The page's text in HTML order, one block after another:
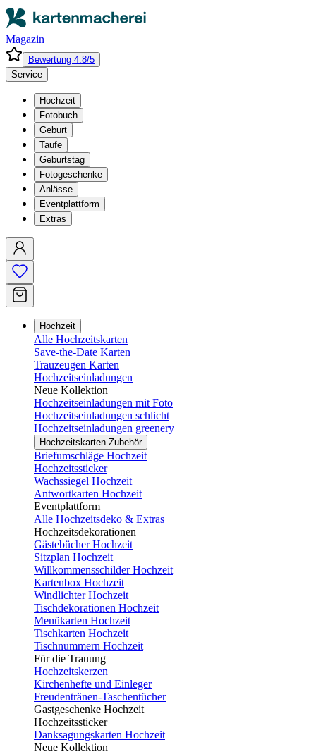
Magazin
Bewertung 4.8/5
Service
Hochzeit
Fotobuch
Geburt
Taufe
Geburtstag
Fotogeschenke
Anlässe
Eventplattform
Extras
Hochzeit
Alle Hochzeitskarten
Save-the-Date Karten
Trauzeugen Karten
Hochzeitseinladungen
Neue Kollektion
Hochzeitseinladungen mit Foto
Hochzeitseinladungen schlicht
Hochzeitseinladungen greenery
Hochzeitskarten Zubehör
Briefumschläge Hochzeit
Hochzeitssticker
Wachssiegel Hochzeit
Antwortkarten Hochzeit
Eventplattform
Alle Hochzeitsdeko & Extras
Hochzeitsdekorationen
Gästebücher Hochzeit
Sitzplan Hochzeit
Willkommensschilder Hochzeit
Kartenbox Hochzeit
Windlichter Hochzeit
Tischdekorationen Hochzeit
Menükarten Hochzeit
Tischkarten Hochzeit
Tischnummern Hochzeit
Für die Trauung
Hochzeitskerzen
Kirchenhefte und Einleger
Freudentränen-Taschentücher
Gastgeschenke Hochzeit
Hochzeitssticker
Danksagungskarten Hochzeit
Neue Kollektion